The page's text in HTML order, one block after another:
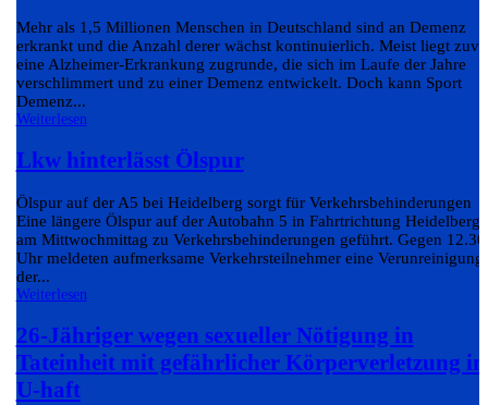
Mehr als 1,5 Millionen Menschen in Deutschland sind an Demenz
erkrankt und die Anzahl derer wächst kontinuierlich. Meist liegt
eine Alzheimer-Erkrankung zugrunde, die sich im Laufe der Jahre
verschlimmert und zu einer Demenz entwickelt. Doch kann Sport
Demenz...
Weiterlesen
Lkw hinterlässt Ölspur
Ölspur auf der A5 bei Heidelberg sorgt für Verkehrsbehinderungen
Eine längere Ölspur auf der Autobahn 5 in Fahrtrichtung Heidelberg
am Mittwochmittag zu Verkehrsbehinderungen geführt. Gegen 12.30
Uhr meldeten aufmerksame Verkehrsteilnehmer eine Verunreinigung
der...
Weiterlesen
26-Jähriger wegen sexueller Nötigung in
Tateinheit mit gefährlicher Körperverletzung in
U-haft